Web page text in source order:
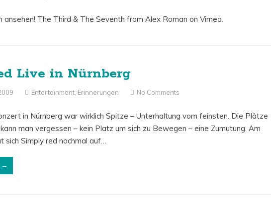
ansehen! The Third & The Seventh from Alex Roman on Vimeo.
Live in Nürnberg
Entertainment Erinnerungen No Comments
in Nürnberg war wirklich Spitze – Unterhaltung vom feinsten. Die Plätze
man vergessen – kein Platz um sich zu Bewegen – eine Zumutung. Am
sich Simply red nochmal auf…
→